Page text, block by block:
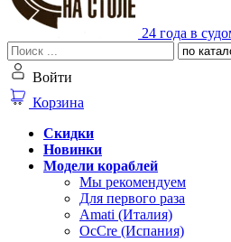
24 года в
Войти
Корзина
Скидки
Новинки
Модели кораблей
Мы рекомендуем
Для первого раза
Amati (Италия)
OcCre (Испания)